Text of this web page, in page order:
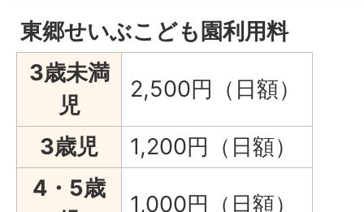
東郷せいぶこども園利用料
3歳未満
児
2,500円（日額）
3歳児
1,200円（日額）
4・5歳
1,000円（日額）